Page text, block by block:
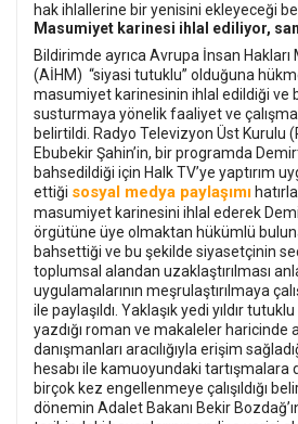
hak ihlallerine bir yenisini ekleyeceği
Masumiyet karinesi ihlal ediliyor,
Bildirimde ayrıca Avrupa İnsan
(AİHM) “siyasi tutuklu” olduğuna
masumiyet karinesinin ihlal edildiği ve
susturmaya yönelik faaliyet ve
belirtildi. Radyo Televizyon Üst Kurulu
Ebubekir Şahin’in, bir programda
bahsedildiği için Halk TV’ye yaptırım
ettiği sosyal medya paylaşımı
masumiyet karinesini ihlal ederek
örgütüne üye olmaktan hükümlü
bahsettiği ve bu şekilde siyasetçinin
toplumsal alandan uzaklaştırılması
uygulamalarının meşrulaştırılmaya
ile paylaşıldı. Yaklaşık yedi yıldır
yazdığı roman ve makaleler haricinde
danışmanları aracılığıyla erişim
hesabı ile kamuoyundaki tartışmalara
birçok kez engellenmeye çalışıldığı
dönemin Adalet Bakanı Bekir